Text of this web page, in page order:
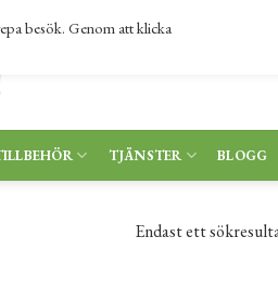
TJÄNSTER BLOGG
Endast ett
besök. Genom att klicka